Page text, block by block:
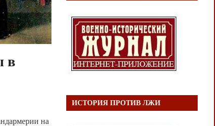
в
на
ИСТОРИЯ ПРОТИВ ЛЖИ